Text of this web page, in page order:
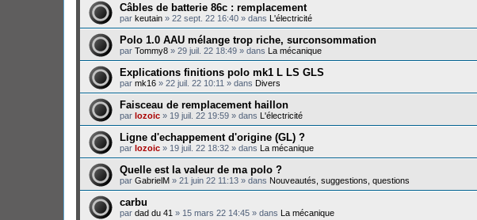
Câbles de batterie 86c : remplacement
par keutain » 22 sept. 22 16:40 » dans L'électricité
Polo 1.0 AAU mélange trop riche, surconsommation
par Tommy8 » 29 juil. 22 18:49 » dans La mécanique
Explications finitions polo mk1 L LS GLS
par mk16 » 22 juil. 22 10:11 » dans Divers
Faisceau de remplacement haillon
par lozoic » 19 juil. 22 19:59 » dans L'électricité
Ligne d'echappement d'origine (GL) ?
par lozoic » 19 juil. 22 18:32 » dans La mécanique
Quelle est la valeur de ma polo ?
par GabrielM » 21 juin 22 11:13 » dans Nouveautés, suggestions, questions
carbu
par dad du 41 » 15 mars 22 14:45 » dans La mécanique